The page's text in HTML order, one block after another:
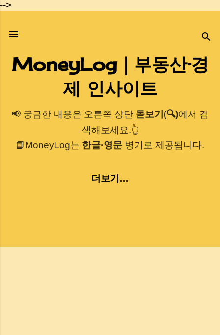
-->
기본 콘텐츠로 건너뛰기
MoneyLog｜부동산·경
제 인사이트
📢 궁금한 내용은 오른쪽 상단 돋보기(🔍)에서 검
색해보세요.👆
📘MoneyLog는 한글·영문 병기로 제공됩니다.
더보기…